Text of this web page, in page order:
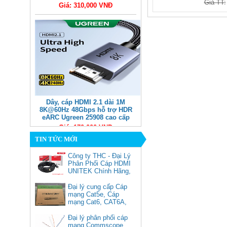
Giá: 310,000 VNĐ
Dây, cáp HDMI 2.1 dài 1M
8K@60Hz 48Gbps hỗ trợ HDR
eARC Ugreen 25908 cao cấp
Giá: 170,000 VNĐ
Cáp chuyển USB Type-C sang
TIN TỨC MỚI
Công ty THC - Đại Lý
Phân Phối Cáp HDMI
UNITEK Chính Hãng,
Đại lý cung cấp Cáp
mạng Cat5e, Cáp
mạng Cat6, CAT6A,
Commscope
Đại lý phân phối cáp
mạng Commscope
Giá TT: